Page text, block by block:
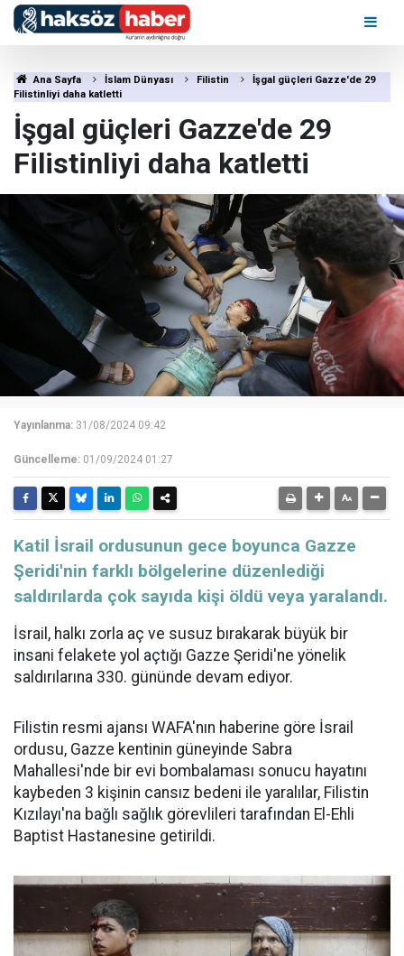
Ana Sayfa İslam Dünyası Filistin
İşgal güçleri Gazze'de 29
Filistinliyi daha katletti
İşgal güçleri Gazze'de 29
Filistinliyi daha katletti
Yayınlanma: 31/08/2024 09:42
Güncelleme: 01/09/2024 01:27
Katil İsrail ordusunun gece boyunca Gazze
Şeridi'nin farklı bölgelerine düzenlediği
saldırılarda çok sayıda kişi öldü veya yaralandı.
İsrail, halkı zorla aç ve susuz bırakarak büyük bir
insani felakete yol açtığı Gazze Şeridi'ne yönelik
saldırılarına 330. gününde devam ediyor.
Filistin resmi ajansı WAFA'nın haberine göre İsrail
ordusu, Gazze kentinin güneyinde Sabra
Mahallesi'nde bir evi bombalaması sonucu hayatını
kaybeden 3 kişinin cansız bedeni ile yaralılar, Filistin
Kızılayı'na bağlı sağlık görevlileri tarafından El-Ehli
Baptist Hastanesine getirildi.